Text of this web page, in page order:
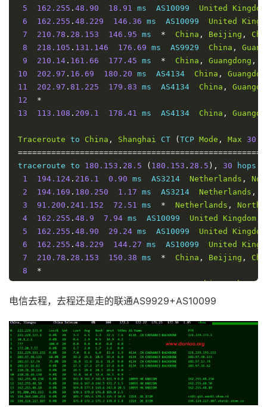
5
162.255 . 48.90 18.91 ms  AS10099 United Kingdom
6
162.255 . 48.229 146.36 ms  AS10099 United
7
210.78 . 28.153 146.95 ms * China , Beijing ,
8
218.105 . 131.146 176.69 ms  AS9929 China ,
9
210.14 . 161.66 177.45 ms * China , Guangdong ,
10
202.97 . 16.69 180.20 ms  AS4134 China ,
11
202.97 . 81.225 179.83 ms  AS4134 China ,
12
*
13
113.108 . 209.1 178.41 ms  AS4134 China ,
Traceroute to China , Shanghai CT ( TCP Mode , Max 30
traceroute to 180.153 . 28.5 ( 180.153 . 28.5 ), 30 hops
1
194.124 . 216.1 0.90 ms  AS3214 Netherlands ,
2
194.169 . 180.250 1.17 ms  AS3214 Netherlands ,
3
91.200 . 241.152 72.51 ms * Netherlands , North
4
162.255 . 48.9 7.94 ms  AS10099 United Kingdom
5
162.255 . 48.90 29.24 ms  AS10099 United Kingdom
6
162.255 . 48.229 144.27 ms  AS10099 United
7
210.78 . 28.153 150.38 ms * China , Beijing ,
8
*
9
218.105.2.174 169.86 ms  AS9929 China,
10
*
12
61.152.25.197 176.40 ms  AS4812 China,
13
124.74. 166.230 173.00 ms  AS4812 China
14
101.95. 225.158 172.16 ms  AS4811
15
101.227 .255.34 171.33 ms  AS4812 China
16
180.153 .28.5 170.26
Traceroute to China, Beijing CT TCP Mode, Max 30
电信去程，去程还是走的联通AS9929+AS10099